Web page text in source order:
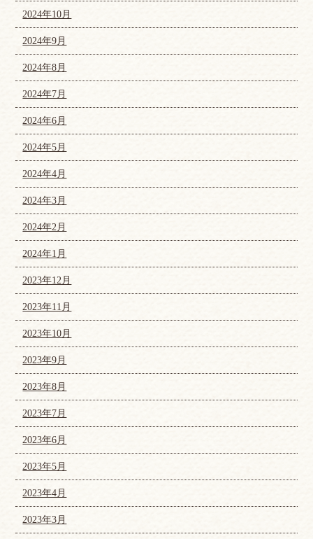
2024年10月
2024年9月
2024年8月
2024年7月
2024年6月
2024年5月
2024年4月
2024年3月
2024年2月
2024年1月
2023年12月
2023年11月
2023年10月
2023年9月
2023年8月
2023年7月
2023年6月
2023年5月
2023年4月
2023年3月